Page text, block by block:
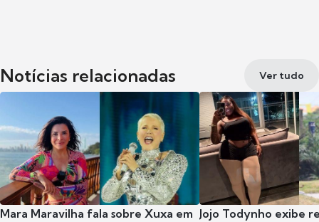
Notícias relacionadas Ver tudo
Mara Maravilha fala sobre Xuxa em Jojo Todynho exibe